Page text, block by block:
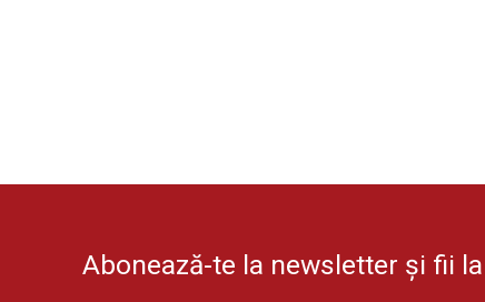
Abonează-te la newsletter și fii